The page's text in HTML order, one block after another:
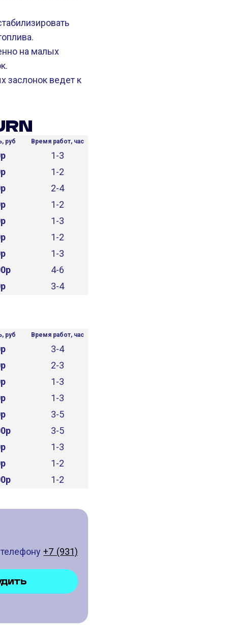
на малых
заслонок ведет к
руб Время работ, час
1-3
1-2
2-4
1-2
1-3
1-2
1-3
4-6
3-4
руб Время работ, час
3-4
2-3
1-3
1-3
3-5
3-5
1-3
1-2
1-2
телефону+7 (931)